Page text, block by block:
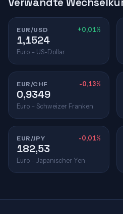
EUR/USD +0,01%
1,1524
Euro – US-Dollar
EUR/CHF -0,13%
0,9349
Euro – Schweizer Franken
EUR/JPY -0,01%
182,53
Euro – Japanischer Yen